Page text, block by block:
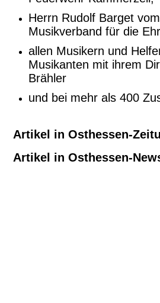
Herrn Rudolf Barget
Musikverband für die
allen Musikern und
Musikanten mit ihrem
Brähler
und bei mehr als 400
Artikel in Osthessen-
Artikel in Osthessen-